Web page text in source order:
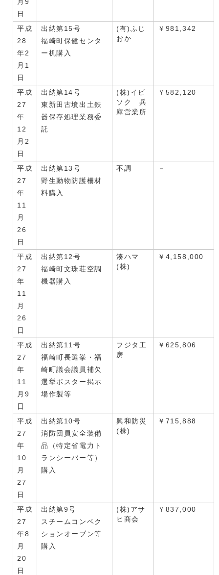
月9
日
平成
28
年2
月1
日
出納第15号
福崎町保健センタ
ー机購入
(有)ふじ
おか
￥981,342
平成
27
年
12
月2
日
出納第14号
東新田古墳出土鉄
器保存処理業務委
託
(株)イビ
ソク 兵
庫営業所
￥582,120
平成
27
年
11
月
26
日
出納第13号
野生動物防護柵材
料購入
不調 －
平成
27
年
11
月
26
日
出納第12号
福崎町文珠荘空調
機器購入
湊ハマ
(株)
￥4,158,000
平成
27
年
11
月9
日
出納第11号
福崎町長選挙・福
崎町議会議員補欠
選挙ポスター掲示
場作製等
フジタ工
房
￥625,806
平成
27
年
10
月
27
日
出納第10号
消防団員安全装備
品（特定省電力ト
ランシーバー等）
購入
興和防災
(株)
￥715,888
平成
27
年8
月
20
日
出納第9号
スチームコンベク
ションオーブン等
購入
(株)アサ
ヒ商会
￥837,000